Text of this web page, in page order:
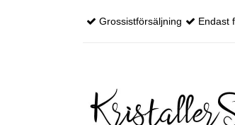
Grossistförsäljning Endast